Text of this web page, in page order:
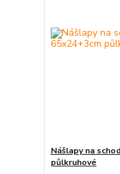
Nášlapy na
půlkruhové